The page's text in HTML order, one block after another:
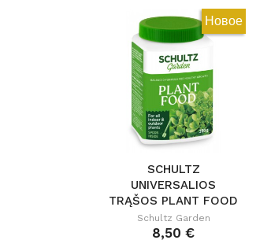
Новое
SCHULTZ
UNIVERSALIOS
TRĄŠOS PLANT FOOD
350G
Schultz Garden
8,50 €